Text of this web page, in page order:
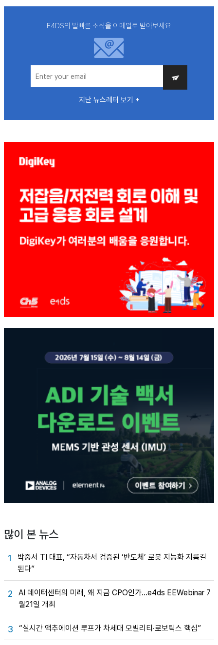
E4DS의 발빠른 소식을 이메일로 받아보세요
지난 뉴스레터 보기 +
많이 본 뉴스
1
박중서 TI 대표, “자동차서 검증된 ‘반도체’ 로봇 지능화 지름길
된다”
2
AI 데이터센터의 미래, 왜 지금 CPO인가…e4ds EEWebinar 7
월21일 개최
3 “실시간 액추에이션 루프가 차세대 모빌리티·로보틱스 핵심”